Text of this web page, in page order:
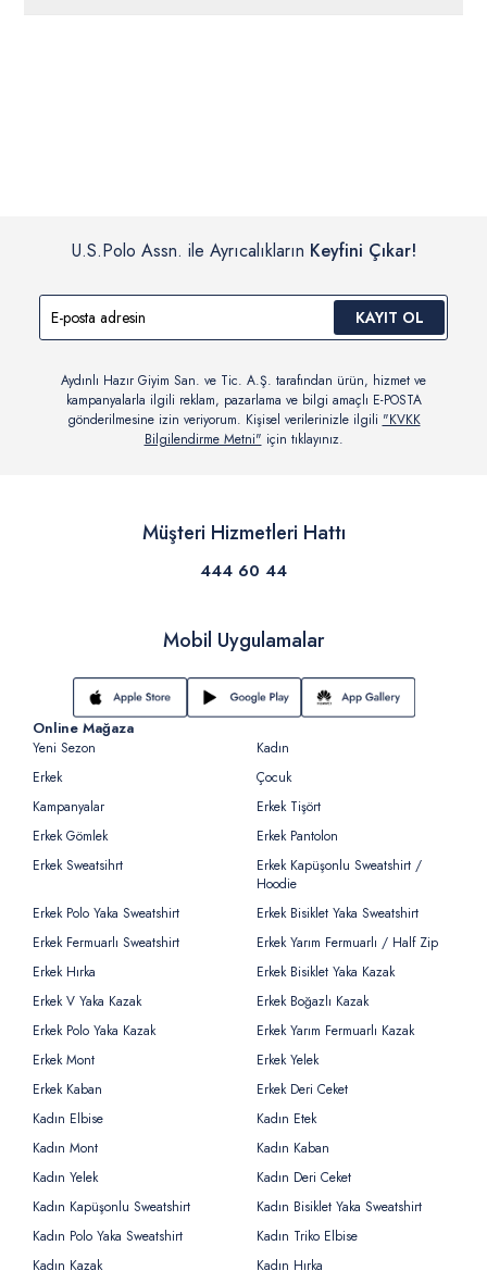
U.S.Polo Assn. ile Ayrıcalıkların Keyfini Çıkar!
KAYIT OL
Aydınlı Hazır Giyim San. ve Tic. A.Ş. tarafından ürün, hizmet ve
kampanyalarla ilgili reklam, pazarlama ve bilgi amaçlı E-POSTA
gönderilmesine izin veriyorum. Kişisel verilerinizle ilgili "KVKK
Bilgilendirme Metni" için tıklayınız.
Müşteri Hizmetleri Hattı
444 60 44
Mobil Uygulamalar
Online Mağaza
Yeni Sezon
Kadın
Erkek
Çocuk
Kampanyalar
Erkek Tişört
Erkek Gömlek
Erkek Pantolon
Erkek Sweatsihrt
Erkek Kapüşonlu Sweatshirt /
Hoodie
Erkek Polo Yaka Sweatshirt
Erkek Bisiklet Yaka Sweatshirt
Erkek Fermuarlı Sweatshirt
Erkek Yarım Fermuarlı / Half Zip
Erkek Hırka
Erkek Bisiklet Yaka Kazak
Erkek V Yaka Kazak
Erkek Boğazlı Kazak
Erkek Polo Yaka Kazak
Erkek Yarım Fermuarlı Kazak
Erkek Mont
Erkek Yelek
Erkek Kaban
Erkek Deri Ceket
Kadın Elbise
Kadın Etek
Kadın Mont
Kadın Kaban
Kadın Yelek
Kadın Deri Ceket
Kadın Kapüşonlu Sweatshirt
Kadın Bisiklet Yaka Sweatshirt
Kadın Polo Yaka Sweatshirt
Kadın Triko Elbise
Kadın Kazak
Kadın Hırka